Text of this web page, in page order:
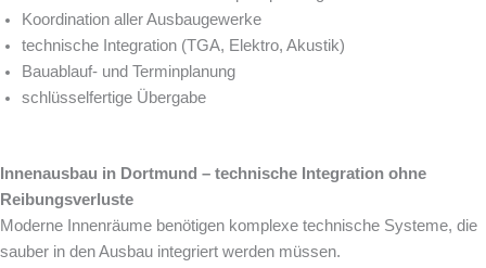
Koordination aller Ausbaugewerke
technische Integration (TGA, Elektro, Akustik)
Bauablauf- und Terminplanung
schlüsselfertige Übergabe
Innenausbau in Dortmund – technische Integration ohne
Reibungsverluste
Moderne Innenräume benötigen komplexe technische Systeme, die
sauber in den Ausbau integriert werden müssen.